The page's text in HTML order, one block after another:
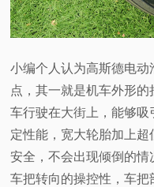
小编个人认为高斯德电
点，其一就是机车外形
车行驶在大街上，能够
定性能，宽大轮胎加上
安全，不会出现倾倒的
车把转向的操控性，车把